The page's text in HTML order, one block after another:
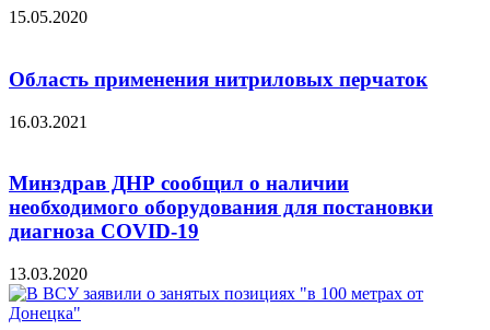
15.05.2020
Область применения нитриловых перчаток
16.03.2021
Минздрав ДНР сообщил о наличии
необходимого оборудования для постановки
диагноза COVID-19
13.03.2020